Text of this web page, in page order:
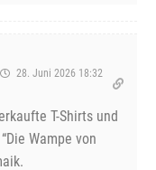
28. Juni 2026 18:32
T-Shirts und
Wampe von